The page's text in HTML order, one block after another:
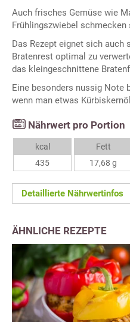
Auch frisches Gemüse wie
Frühlingszwiebel schmecken
Das Rezept eignet sich auch
Bratenrest optimal zu
das kleingeschnittene
Eine besonders nussig Note
wenn man etwas
Nährwert pro Portion
kcal
435
Fett
17,68 g
Detaillierte Nährwertinfos
ÄHNLICHE REZEPTE